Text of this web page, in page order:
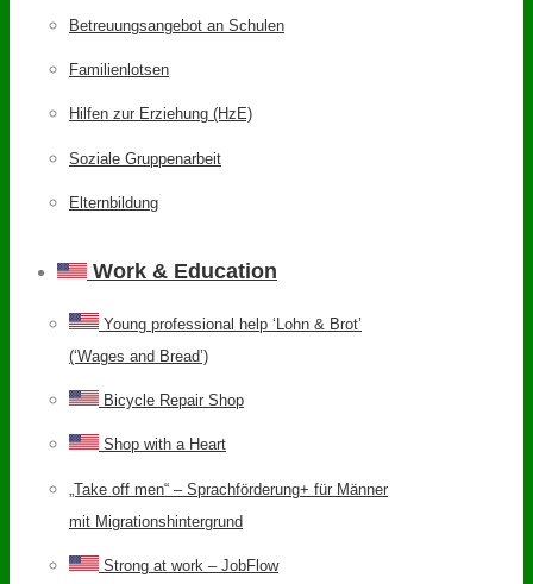
Betreuungsangebot an Schulen
Familienlotsen
Hilfen zur Erziehung (HzE)
Soziale Gruppenarbeit
Elternbildung
Work & Education
Young professional help ‘Lohn & Brot’
(‘Wages and Bread’)
Bicycle Repair Shop
Shop with a Heart
„Take off men“ – Sprachförderung+ für Männer
mit Migrationshintergrund
Strong at work – JobFlow